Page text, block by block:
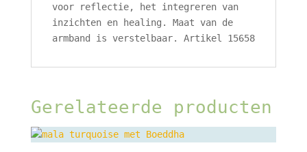
voor reflectie, het integreren van
inzichten en healing. Maat van de
armband is verstelbaar. Artikel 15658
Gerelateerde producten